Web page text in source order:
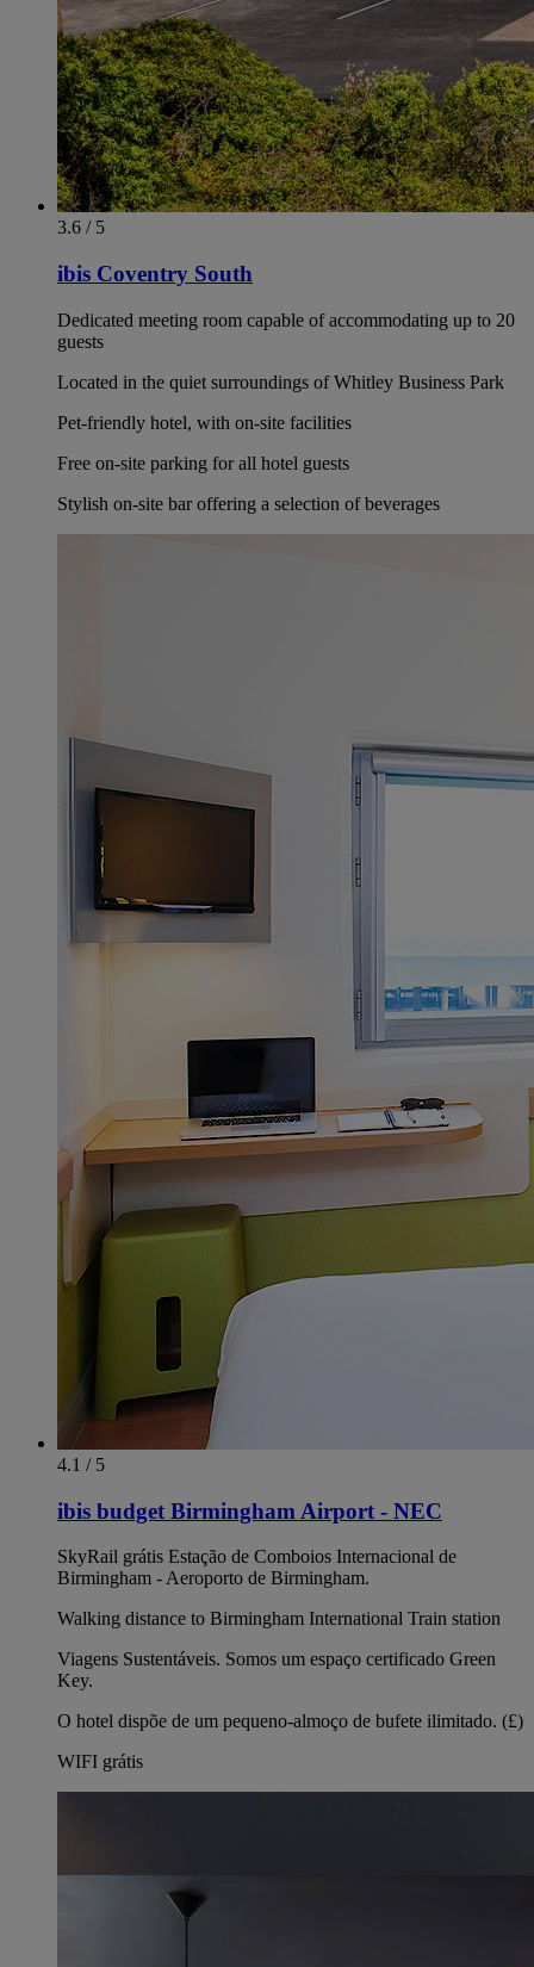
3.6 / 5
ibis Coventry South
Dedicated meeting room capable of accommodating up to 20
guests
Located in the quiet surroundings of Whitley Business Park
Pet-friendly hotel, with on-site facilities
Free on-site parking for all hotel guests
Stylish on-site bar offering a selection of beverages
4.1 / 5
ibis budget Birmingham Airport - NEC
SkyRail grátis Estação de Comboios Internacional de
Birmingham - Aeroporto de Birmingham.
Walking distance to Birmingham International Train station
Viagens Sustentáveis. Somos um espaço certificado Green
Key.
O hotel dispõe de um pequeno-almoço de bufete ilimitado. (£)
WIFI grátis